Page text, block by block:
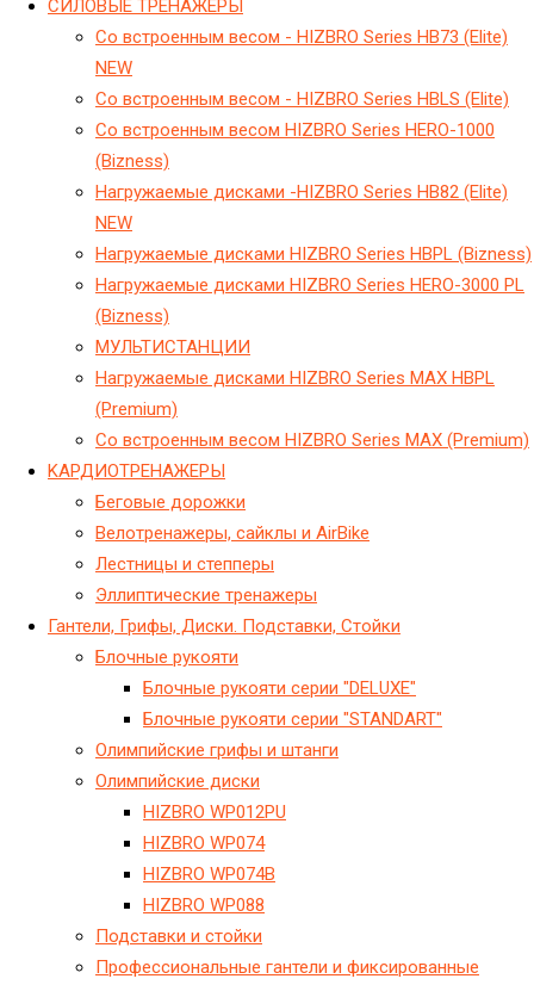
CИЛОВЫЕ ТРЕНАЖЕРЫ
Cо встроенным весом - HIZBRO Series HB73 (Elite)
NEW
Cо встроенным весом - HIZBRO Series HBLS (Elite)
Cо встроенным весом HIZBRO Series HERO-1000
(Bizness)
Hагружаемые дисками -HIZBRO Series HB82 (Elite)
NEW
Hагружаемые дисками HIZBRO Series HBPL (Bizness)
Hагружаемые дисками HIZBRO Series HERO-3000 PL
(Bizness)
МУЛЬТИСТАНЦИИ
Нагружаемые дисками HIZBRO Series MAX HBPL
(Premium)
Со встроенным весом HIZBRO Series MAX (Premium)
KАРДИОТРЕНАЖЕРЫ
Беговые дорожки
Велотренажеры, сайклы и AirBike
Лестницы и степперы
Эллиптические тренажеры
Гантели, Грифы, Диски. Подставки, Стойки
Блочные рукояти
Блочные рукояти серии "DELUXE"
Блочные рукояти серии "STANDART"
Олимпийские грифы и штанги
Олимпийские диски
HIZBRO WP012PU
HIZBRO WP074
HIZBRO WP074B
HIZBRO WP088
Подставки и стойки
Профессиональные гантели и фиксированные